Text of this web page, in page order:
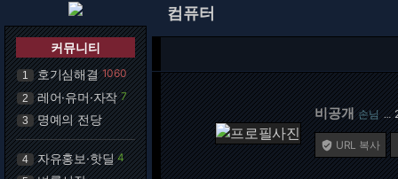
커뮤니티
1 호기심해결 1060
2 레어·유머·자작 7
3 명예의 전당
4 자유홍보·핫딜 4
컴퓨터
비공개 손님 …
 URL 복사